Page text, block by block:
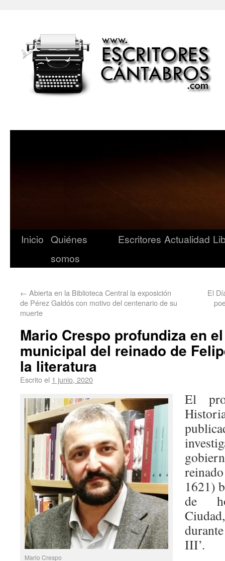
Inicio Quiénes
somos
Escritores Actualidad
← Abierta en la Biblioteca Central la exposición
de Pérez Galdós con motivo del centenario de su
muerte
El
Mario Crespo profundiza en
municipal del reinado de
la literatura
Escrito el 1 junio, 2020
Mario Crespo
El
1621)
de
III’.